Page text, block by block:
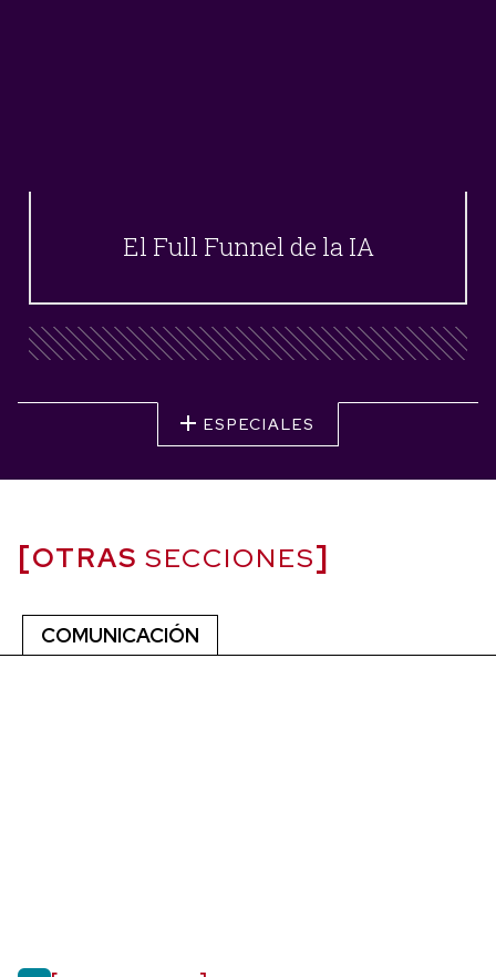
El Full Funnel de la IA
ESPECIALES
OTRAS SECCIONES
COMUNICACIÓN